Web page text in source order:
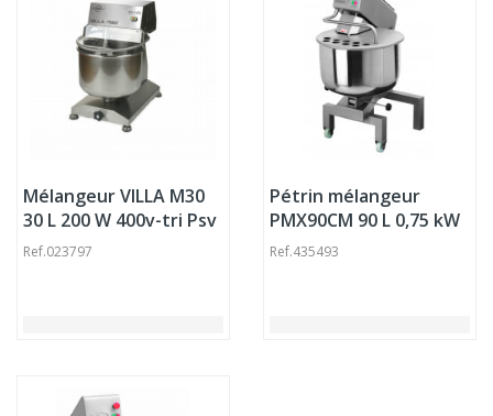
Mélangeur VILLA M30
30 L 200 W 400v-tri Psv
Ref.023797
Pétrin mélangeur
PMX90CM 90 L 0,75 kW
400v Dadaux
Ref.435493